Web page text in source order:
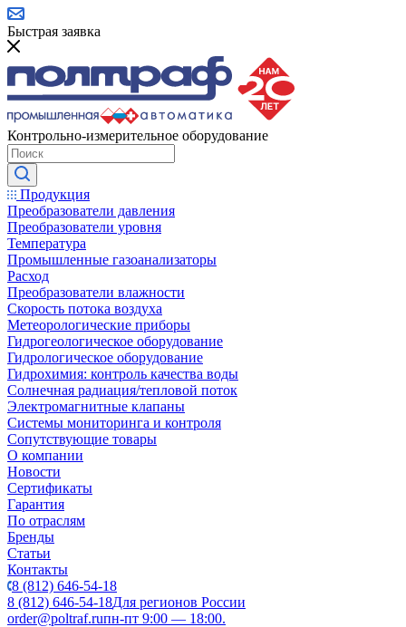
Быстрая заявка
Контрольно-измерительное оборудование
Продукция
Преобразователи давления
Преобразователи уровня
Температура
Промышленные газоанализаторы
Расход
Преобразователи влажности
Скорость потока воздуха
Метеорологические приборы
Гидрогеологическое оборудование
Гидрологическое оборудование
Гидрохимия: контроль качества воды
Солнечная радиация/тепловой поток
Электромагнитные клапаны
Системы мониторинга и контроля
Сопутствующие товары
О компании
Новости
Сертификаты
Гарантия
По отраслям
Бренды
Статьи
Контакты
8 (812) 646-54-18
8 (812) 646-54-18Для регионов России
order@poltraf.ruпн-пт 9:00 — 18:00.